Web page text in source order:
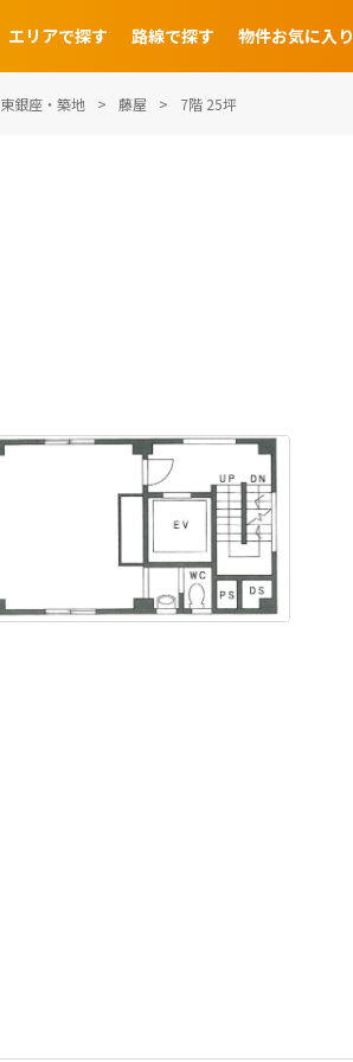
エリアで探す 路線で探す 物件お気に入り
銀座・築地 藤屋 7階 25坪